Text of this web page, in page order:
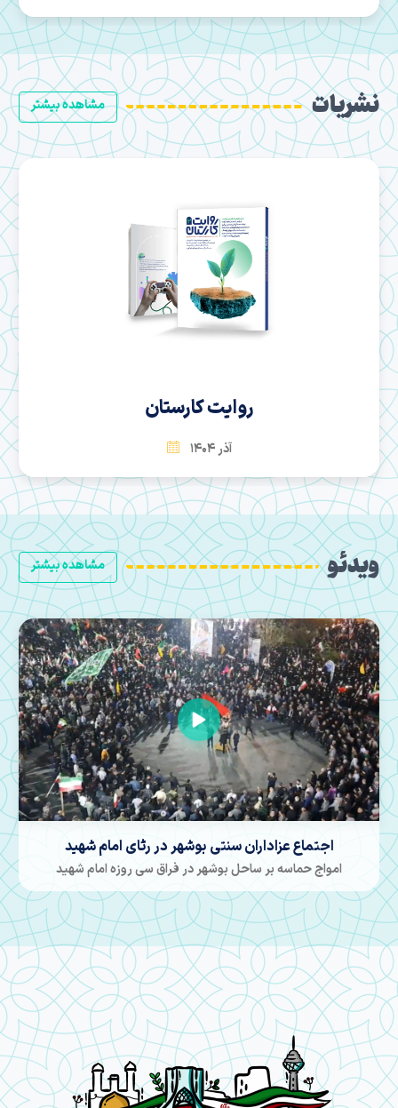
مشاهده بیشتر نشریات
سها
بهمن 1404
مشاهده بیشتر ویدئو
کاروان مدافعان جزیره خارک
اعلام آمادگی مردم بوشهر جهت دفاع از خاک جزیره خارک